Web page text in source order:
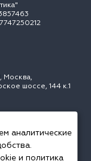
Москва,
шоссе, 144 к.1
аналитические
и политика